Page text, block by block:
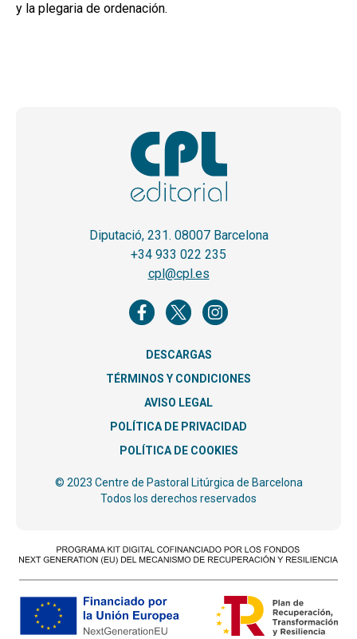
y la plegaria de ordenación.
Diputació, 231. 08007 Barcelona
+34 933 022 235
cpl@cpl.es
DESCARGAS
TÉRMINOS Y CONDICIONES
AVISO LEGAL
POLÍTICA DE PRIVACIDAD
POLÍTICA DE COOKIES
© 2023 Centre de Pastoral Litúrgica de Barcelona
Todos los derechos reservados